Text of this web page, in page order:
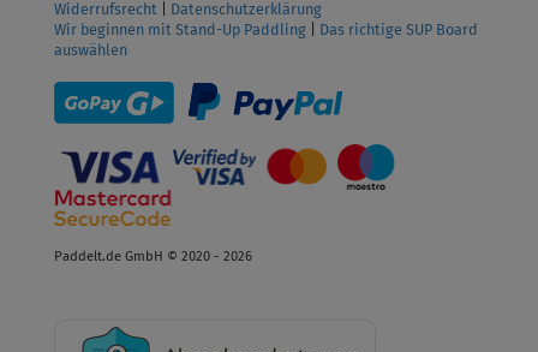
Widerrufsrecht
Datenschutzerklärung
Wir beginnen mit Stand-Up Paddling
Das richtige SUP Board
auswählen
Paddelt.de GmbH © 2020 - 2026